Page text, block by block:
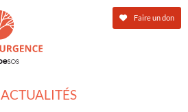
ACTUALITÉS
Faire un don